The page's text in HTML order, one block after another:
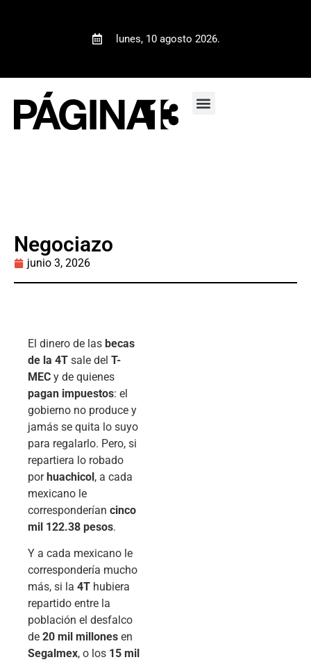
lunes, 10 agosto 2026.
Negociazo
junio 3, 2026
El dinero de las becas
de la 4T sale del T-
MEC y de quienes
pagan impuestos: el
gobierno no produce y
jamás se quita lo suyo
para regalarlo. Pero, si
repartiera lo robado
porhuachicol, a cada
mexicano le
corresponderían cinco
mil 122.38 pesos.
Y a cada mexicano le
correspondería mucho
más, si la 4T hubiera
repartido entre la
población el desfalco
de 20 mil millones en
Segalmex, o los 15 mil